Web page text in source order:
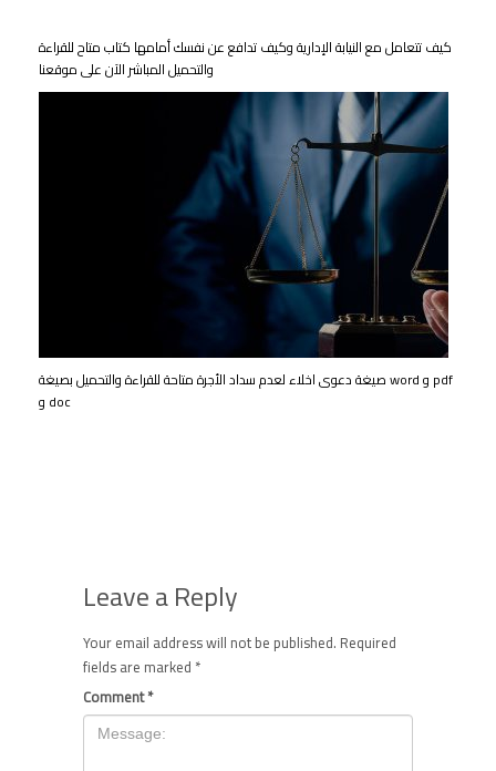
كيف تتعامل مع النيابة الإدارية وكيف تدافع عن نفسك أمامها كتاب متاح للقراءة
والتحميل المباشر الآن على موقعنا
صيغة دعوى اخلاء لعدم سداد الأجرة متاحة للقراءة والتحميل بصيغة word و pdf
و doc
Leave a Reply
Your email address will not be published. Required
fields are marked *
Comment*